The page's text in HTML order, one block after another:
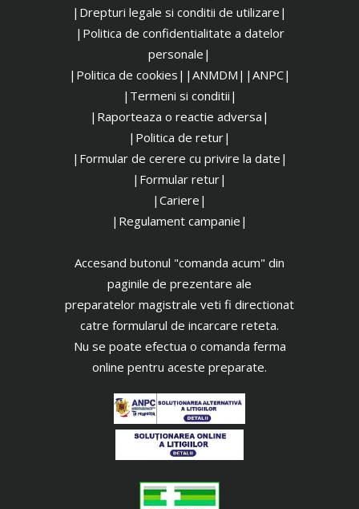
|Drepturi legale si conditii de utilizare|
| Politica de confidentialitate a datelor
personale|
|Politica de cookies| |ANMDM| |ANPC|
|Termeni si conditii|
|Raporteaza o reactie adversa|
|Politica de retur|
|Formular de cerere cu privire la date|
|Formular retur|
|Cariere|
|Regulament campanie|
Accesand butonul "comanda acum" din
paginile de prezentare ale
preparatelor magistrale veti fi directionat
catre formularul de incarcare reteta.
Nu se poate efectua o comanda ferma
online pentru aceste preparate.